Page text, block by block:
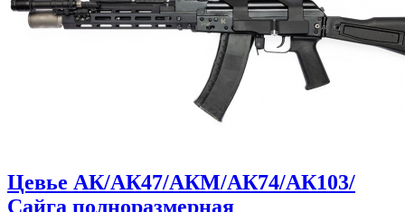
Цевье АК/АК47/АКМ/АК74/АК103/
Сайга полноразмерная